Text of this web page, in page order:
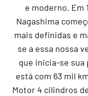
e moderno. Em
Nagashima
mais definidas e
se a essa nossa
que inicia-se sua
está com 63 mil
Motor 4 cilindros